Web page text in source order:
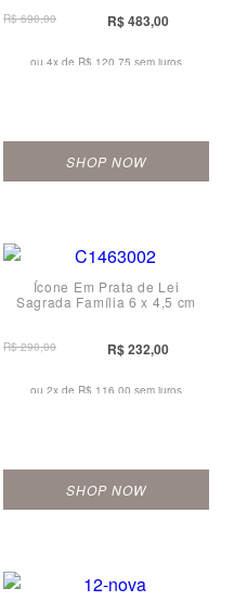
R$ 690,00 R$ 483,00
ou 4x de R$ 120,75 sem juros
SHOP NOW
Ícone Em Prata de Lei
Sagrada Família 6 x 4,5 cm
R$ 290,00 R$ 232,00
ou 2x de R$ 116,00 sem juros
SHOP NOW